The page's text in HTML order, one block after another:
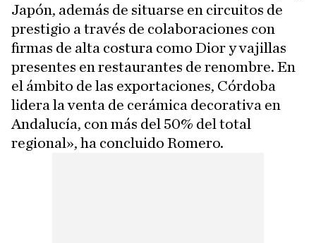
Japón, además de situarse en circuitos de
prestigio a través de colaboraciones con
firmas de alta costura como Dior y vajillas
presentes en restaurantes de renombre. En
el ámbito de las exportaciones, Córdoba
lidera la venta de cerámica decorativa en
Andalucía, con más del 50% del total
regional», ha concluido Romero.